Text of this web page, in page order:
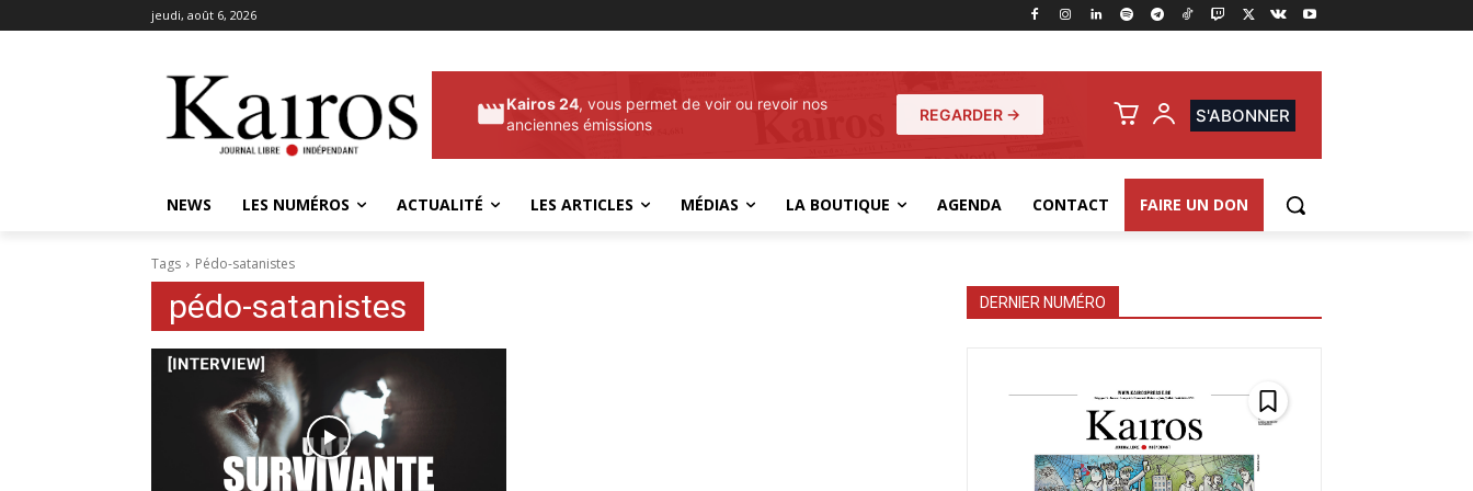
jeudi, août 6, 2026
Kairos 24, vous permet de voir ou revoir nos
anciennes émissions
REGARDER → S'ABONNER
NEWS LES NUMÉROS ACTUALITÉ LES ARTICLES MÉDIAS LA BOUTIQUE AGENDA CONTACT FAIRE UN DON
Tags Pédo-satanistes
pédo-satanistes DERNIER NUMÉRO